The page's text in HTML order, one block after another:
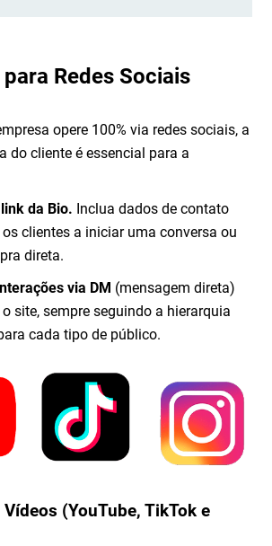
Redes Sociais
opere 100% via redes sociais, a
do cliente é essencial para a
da Bio. Inclua dados de contato
clientes a iniciar uma conversa ou
direta.
via DM (mensagem direta)
site, sempre seguindo a hierarquia
cada tipo de público.
(YouTube, TikTok e